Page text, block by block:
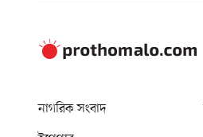
নাগরিক সংবাদ